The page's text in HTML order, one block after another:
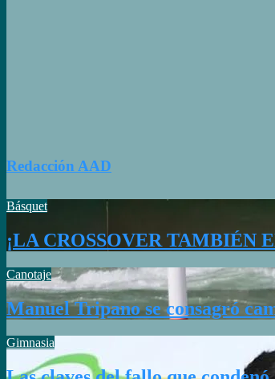
Redacción AAD
Básquet
¡LA CROSSOVER TAMBIÉN
Canotaje
Manuel Tripano se consagró
Gimnasia